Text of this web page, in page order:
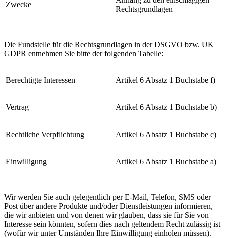
Zwecke
Rechtsgrundlagen
Die Fundstelle für die Rechtsgrundlagen in der DSGVO bzw. UK
GDPR entnehmen Sie bitte der folgenden Tabelle:
Berechtigte Interessen Artikel 6 Absatz 1 Buchstabe f)
Vertrag Artikel 6 Absatz 1 Buchstabe b)
Rechtliche Verpflichtung Artikel 6 Absatz 1 Buchstabe c)
Einwilligung Artikel 6 Absatz 1 Buchstabe a)
Wir werden Sie auch gelegentlich per E-Mail, Telefon, SMS oder
Post über andere Produkte und/oder Dienstleistungen informieren,
die wir anbieten und von denen wir glauben, dass sie für Sie von
Interesse sein könnten, sofern dies nach geltendem Recht zulässig ist
(wofür wir unter Umständen Ihre Einwilligung einholen müssen).